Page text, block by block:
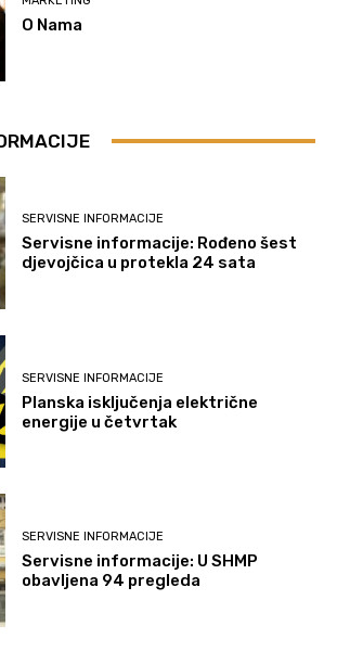
O Nama
SERVISNE INFORMACIJE
Servisne informacije: Rođeno šest
djevojčica u protekla 24 sata
SERVISNE INFORMACIJE
Planska isključenja električne
energije u četvrtak
SERVISNE INFORMACIJE
Servisne informacije: U SHMP
obavljena 94 pregleda